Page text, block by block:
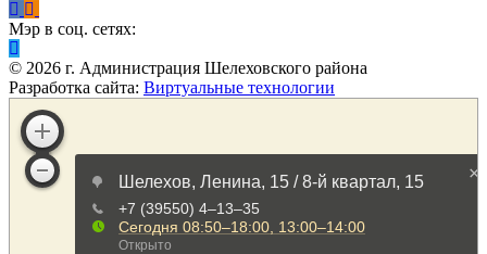
Мэр в соц. сетях:
© 2026 г. Администрация Шелеховского района
Разработка сайта: Виртуальные технологии